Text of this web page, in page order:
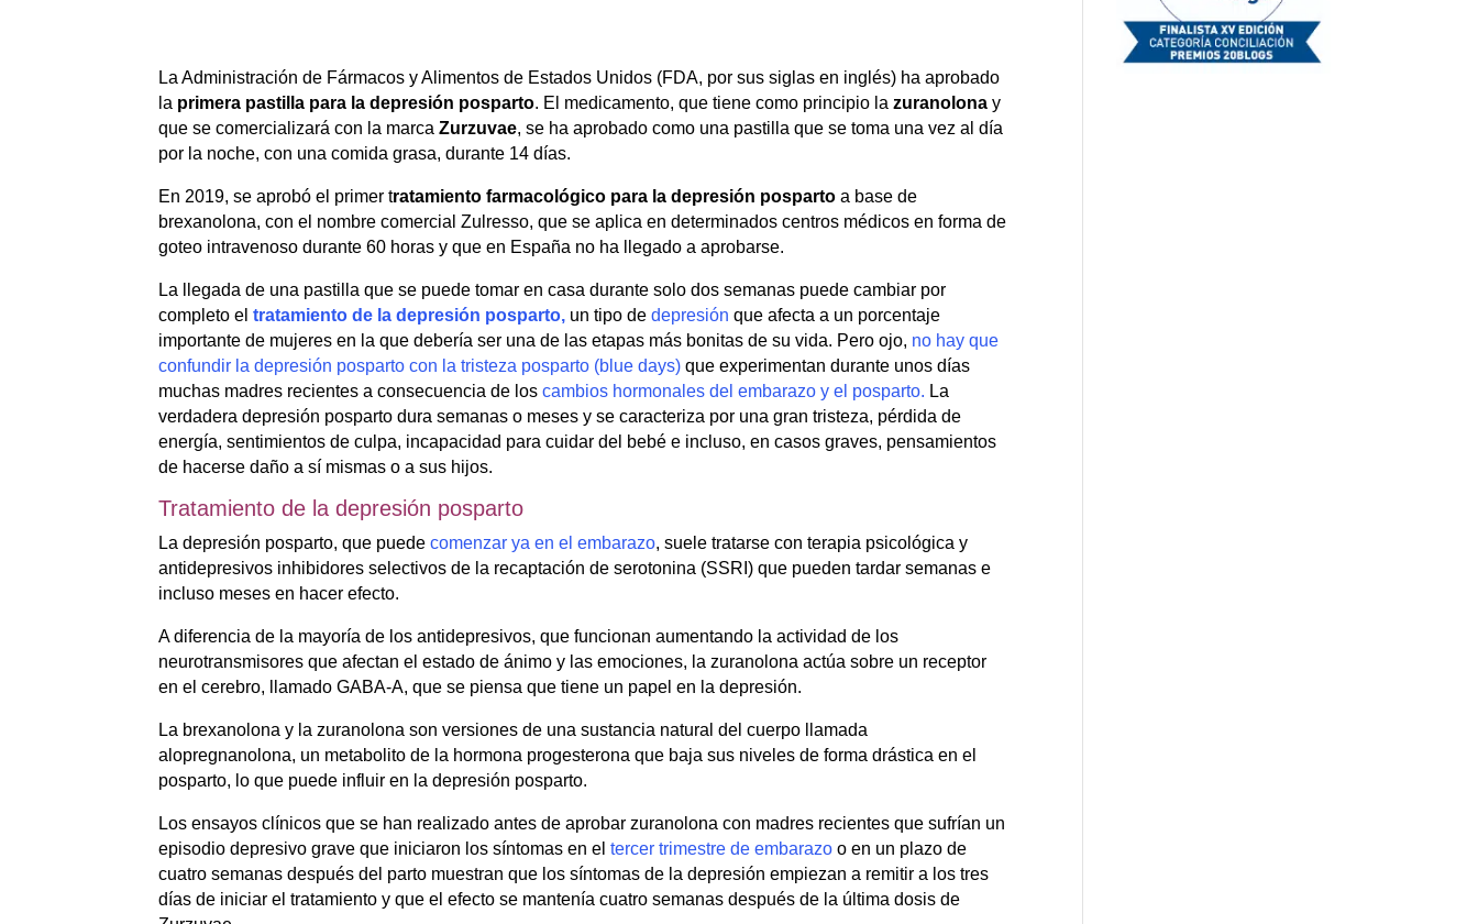
La Administración de Fármacos y Alimentos de Estados Unidos (FDA, por sus siglas en inglés) ha aprobado
la primera pastilla para la depresión posparto. El medicamento, que tiene como principio lazuranolona y
que se comercializará con la marcaZurzuvae, se ha aprobado como una pastilla que se toma una vez al día
por la noche, con una comida grasa, durante 14 días.
En 2019, se aprobó el primer tratamiento farmacológico para la depresión posparto a base de
brexanolona, con el nombre comercial Zulresso, que se aplica en determinados centros médicos en forma de
goteo intravenoso durante 60 horas y que en España no ha llegado a aprobarse.
La llegada de una pastilla que se puede tomar en casa durante solo dos semanas puede cambiar por
completo eltratamiento de la depresión posparto, un tipo dedepresión que afecta a un porcentaje
importante de mujeres en la que debería ser una de las etapas más bonitas de su vida. Pero ojo, no hay que
confundir la depresión posparto con la tristeza posparto (blue days) que experimentan durante unos días
muchas madres recientes a consecuencia de loscambios hormonales del embarazo y el posparto. La
verdadera depresión posparto dura semanas o meses y se caracteriza por una gran tristeza, pérdida de
energía, sentimientos de culpa, incapacidad para cuidar del bebé e incluso, en casos graves, pensamientos
de hacerse daño a sí mismas o a sus hijos.
Tratamiento de la depresión posparto
La depresión posparto, que puedecomenzar ya en el embarazo, suele tratarse con terapia psicológica y
antidepresivos inhibidores selectivos de la recaptación de serotonina (SSRI) que pueden tardar semanas e
incluso meses en hacer efecto.
A diferencia de la mayoría de los antidepresivos, que funcionan aumentando la actividad de los
neurotransmisores que afectan el estado de ánimo y las emociones, la zuranolona actúa sobre un receptor
en el cerebro, llamado GABA-A, que se piensa que tiene un papel en la depresión.
La brexanolona y la zuranolona son versiones de una sustancia natural del cuerpo llamada
alopregnanolona,​​ un metabolito de la hormona progesterona que baja sus niveles de forma drástica en el
posparto, lo que puede influir en la depresión posparto.
Los ensayos clínicos que se han realizado antes de aprobar zuranolona con madres recientes que sufrían un
episodio depresivo grave que iniciaron los síntomas en eltercer trimestre de embarazo o en un plazo de
cuatro semanas después del parto muestran que los síntomas de la depresión empiezan a remitir a los tres
días de iniciar el tratamiento y que el efecto se mantenía cuatro semanas después de la última dosis de